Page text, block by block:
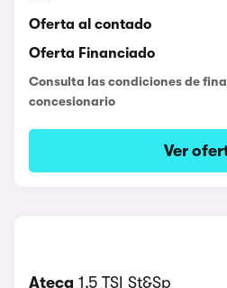
Oferta al contado
Oferta Financiado
Consulta las condiciones de
concesionario
Ver
Ateca 1.5 TSI St&Sp